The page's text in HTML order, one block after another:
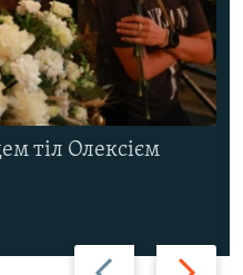
Назад Вперед
тіл Олексієм